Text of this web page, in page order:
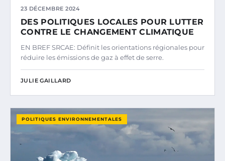
23 DÉCEMBRE 2024
DES POLITIQUES LOCALES POUR LUTTER
CONTRE LE CHANGEMENT CLIMATIQUE
EN BREF SRCAE: Définit les orientations régionales pour
réduire les émissions de gaz à effet de serre.
JULIE GAILLARD
POLITIQUES ENVIRONNEMENTALES